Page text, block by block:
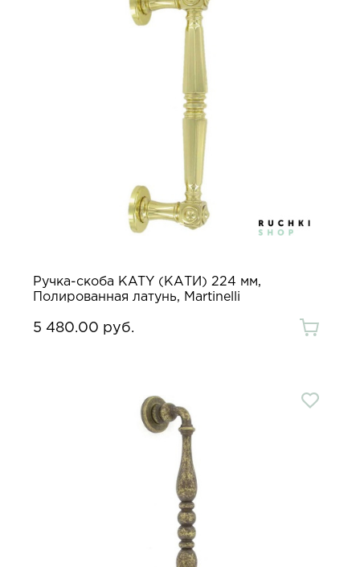
Ручка-скоба KATY (КАТИ) 224 мм,
Полированная латунь, Martinelli
5 480.00 руб.